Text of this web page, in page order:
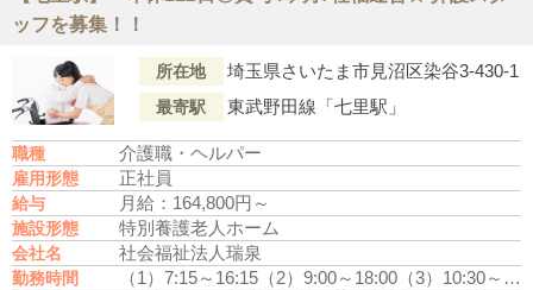
ッフを募集！！
所在地 埼玉県さいたま市見沼区染谷3-430-1
最寄駅 東武野田線「七里駅」
職種 介護職・ヘルパー
雇用形態 正社員
給与 月給：164,800円～
施設形態 特別養護老人ホーム
会社名 社会福祉法人瑞泉
勤務時間 （1）7:15～16:15 （2）9:00～18:00 （3）10:30～19:30